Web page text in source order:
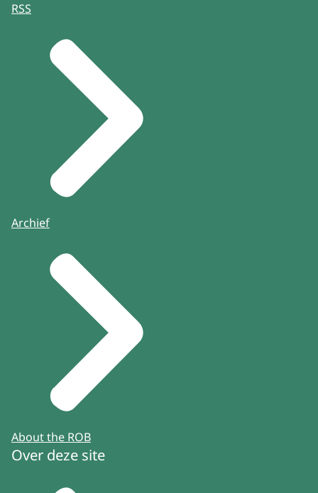
RSS
Archief
About the ROB
Over deze site